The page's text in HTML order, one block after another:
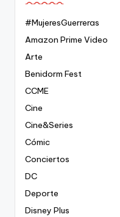
#MujeresGuerreras
Amazon Prime Video
Arte
Benidorm Fest
CCME
Cine
Cine&Series
Cómic
Conciertos
DC
Deporte
Disney Plus